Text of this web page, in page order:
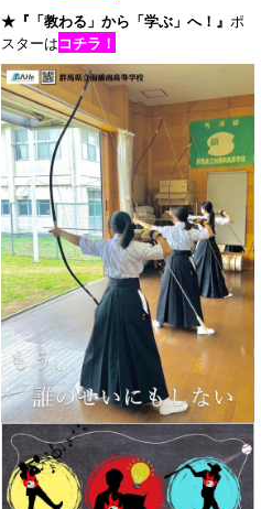
★『「教わる」から「学ぶ」へ！』 ポ
スターはコチラ！